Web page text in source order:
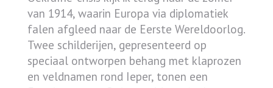
van 1914, waarin Europa via diplomatiek
falen afgleed naar de Eerste Wereldoorlog.
Twee schilderijen, gepresenteerd op
speciaal ontworpen behang met klaprozen
en veldnamen rond Ieper, tonen een